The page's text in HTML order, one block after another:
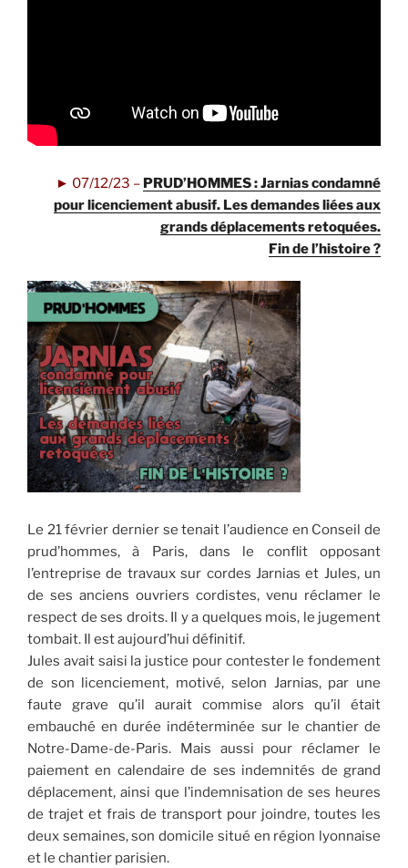
► 07/12/23 – PRUD’HOMMES : Jarnias condamné
pour licenciement abusif. Les demandes liées aux
grands déplacements retoquées.
Fin de l’histoire ?
Le 21 février dernier se tenait l’audience en Conseil de
prud’hommes, à Paris, dans le conflit opposant
l’entreprise de travaux sur cordes Jarnias et Jules, un
de ses anciens ouvriers cordistes, venu réclamer le
respect de ses droits. Il y a quelques mois, le jugement
tombait. Il est aujourd’hui définitif.
Jules avait saisi la justice pour contester le fondement
de son licenciement, motivé, selon Jarnias, par une
faute grave qu’il aurait commise alors qu’il était
embauché en durée indéterminée sur le chantier de
Notre-Dame-de-Paris. Mais aussi pour réclamer le
paiement en calendaire de ses indemnités de grand
déplacement, ainsi que l’indemnisation de ses heures
de trajet et frais de transport pour joindre, toutes les
deux semaines, son domicile situé en région lyonnaise
et le chantier parisien.